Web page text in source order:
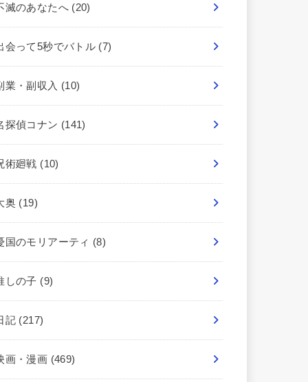
滅のあなたへ (20)
会って5秒でバトル (7)
業・副収入 (10)
探偵コナン (141)
術廻戦 (10)
奥 (19)
国のモリアーティ (8)
しの子 (9)
記 (217)
画・漫画 (469)